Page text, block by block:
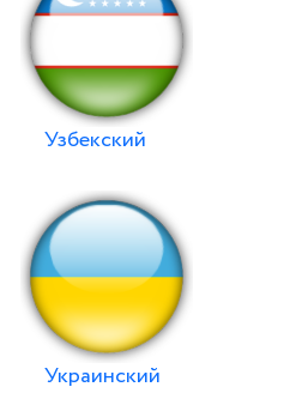
Узбекский
Украинский